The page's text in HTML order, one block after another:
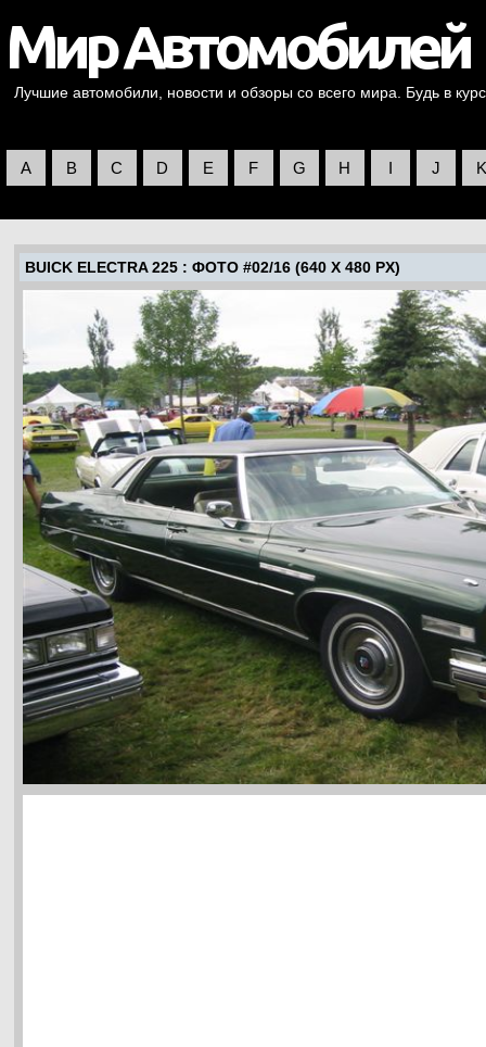
Лучшие автомобили, новости и обзоры со всего мира. Будь в
A B C D E F G H I J K
BUICK ELECTRA 225 : ФОТО #02/16 (640 X 480 PX)